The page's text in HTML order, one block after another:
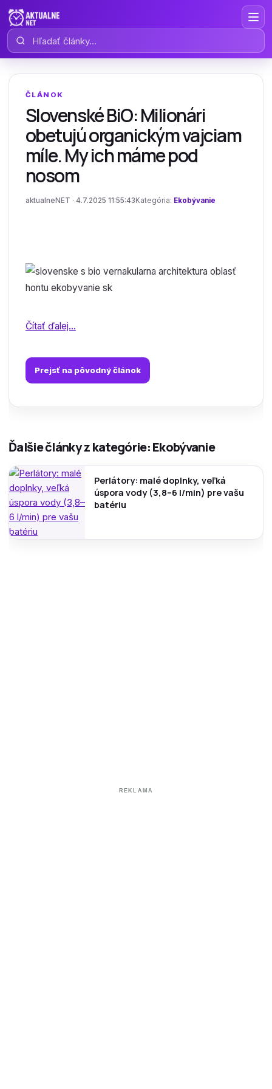
Hľadať články
ČLÁNOK
Slovenské BiO: Milionári
obetujú organickým vajciam
míle. My ich máme pod
nosom
aktualneNET · 4.7.2025 11:55:43 Kategória: Ekobývanie
Čítať ďalej...
Prejsť na pôvodný článok
Ďalšie články z kategórie: Ekobývanie
Perlátory: malé doplnky, veľká
úspora vody (3,8–6 l/min) pre vašu
batériu
REKLAMA